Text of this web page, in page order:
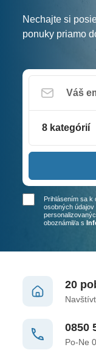
Nechajte si
ponuky priamo
8 kategórií
Prihlásením sa
osobných údajov
oboznámil/a s
20
0850
Po-Ne